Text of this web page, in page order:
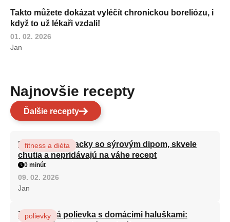
Takto můžete dokázat vyléčít chronickou boreliózu, i
když to už lékaři vzdali!
01. 02. 2026
Jan
Najnovšie recepty
Ďalšie recepty
Brokolicové placky so sýrovým dipom, skvele
chutia a nepridávajú na váhe recept
fitness a diéta
0 minút
09. 02. 2026
Jan
Zeleninová polievka s domácimi haluškami:
polievky